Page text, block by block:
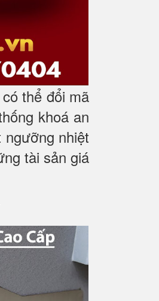
thể đổi mã
khoá an
nhiệt
tài sản giá